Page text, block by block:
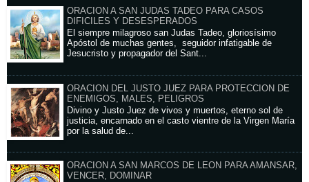
ORACION A SAN JUDAS TADEO PARA CASOS
DIFICILES Y DESESPERADOS
El siempre milagroso san Judas Tadeo, gloriosísimo
Apóstol de muchas gentes, seguidor infatigable de
Jesucristo y propagador del Sant...
ORACION DEL JUSTO JUEZ PARA PROTECCION DE
ENEMIGOS, MALES, PELIGROS
Divino y Justo Juez de vivos y muertos, eterno sol de
justicia, encarnado en el casto vientre de la Virgen María
por la salud de...
ORACION A SAN MARCOS DE LEON PARA AMANSAR,
VENCER, DOMINAR